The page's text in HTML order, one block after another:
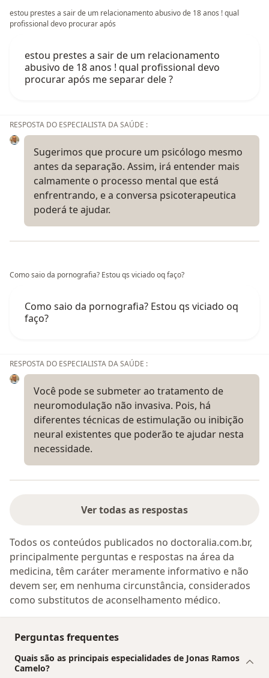
estou prestes a sair de um relacionamento abusivo de 18 anos ! qual
profissional devo procurar após
estou prestes a sair de um relacionamento
abusivo de 18 anos ! qual profissional devo
procurar após me separar dele ?
RESPOSTA DO ESPECIALISTA DA SAÚDE :
Sugerimos que procure um psicólogo mesmo
antes da separação. Assim, irá entender mais
calmamente o processo mental que está
enfrentrando, e a conversa psicoterapeutica
poderá te ajudar.
Como saio da pornografia? Estou qs viciado oq faço?
Como saio da pornografia? Estou qs viciado oq
faço?
RESPOSTA DO ESPECIALISTA DA SAÚDE :
Você pode se submeter ao tratamento de
neuromodulação não invasiva. Pois, há
diferentes técnicas de estimulação ou inibição
neural existentes que poderão te ajudar nesta
necessidade.
Ver todas as respostas
Todos os conteúdos publicados no doctoralia.com.br,
principalmente perguntas e respostas na área da
medicina, têm caráter meramente informativo e não
devem ser, em nenhuma circunstância, considerados
como substitutos de aconselhamento médico.
Perguntas frequentes
Quais são as principais especialidades de Jonas Ramos
Camelo?